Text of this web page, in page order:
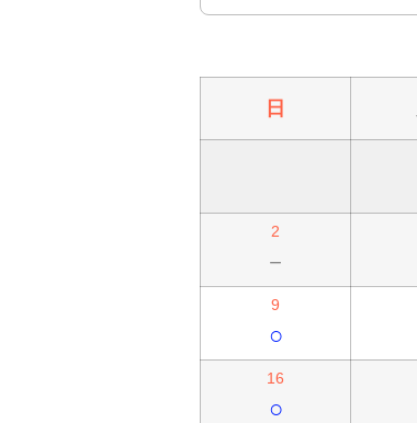
日
2
－
9
○
16
○